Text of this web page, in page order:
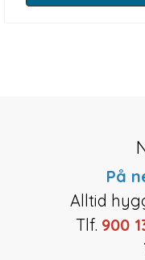
På
Alltid
Tlf. 900